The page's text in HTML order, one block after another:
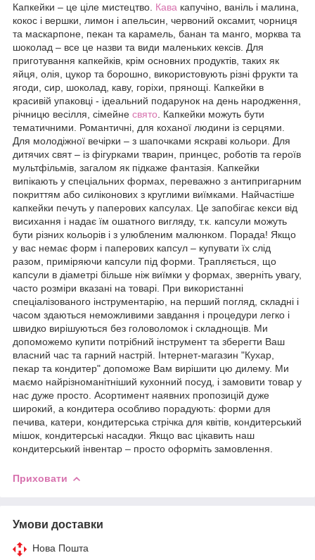
Капкейки – це ціле мистецтво. Кава капучіно, ваніль і малина,
кокос і вершки, лимон і апельсин, червоний оксамит, чорниця
та маскарпоне, пекан та карамель, банан та манго, морква та
шоколад – все це назви та види маленьких кексів. Для
приготування капкейків, крім основних продуктів, таких як
яйця, олія, цукор та борошно, використовують різні фрукти та
ягоди, сир, шоколад, каву, горіхи, прянощі. Капкейки в
красивій упаковці - ідеальний подарунок на день народження,
річницю весілля, сімейне свято . Капкейки можуть бути
тематичними. Романтичні, для коханої людини із серцями.
Для молодіжної вечірки – з шапочками яскраві кольори. Для
дитячих свят – із фігурками тварин, принцес, роботів та героїв
мультфільмів, загалом як підкаже фантазія. Капкейки
випікають у спеціальних формах, переважно з антипригарним
покриттям або силіконових з круглими виїмками. Найчастіше
капкейки печуть у паперових капсулах. Це запобігає кекси від
висихання і надає їм ошатного вигляду, т.к. капсули можуть
бути різних кольорів і з улюбленим малюнком. Порада! Якщо
у вас немає форм і паперових капсул – купувати їх слід
разом, приміряючи капсули під форми. Трапляється, що
капсули в діаметрі більше ніж виїмки у формах, зверніть увагу,
часто розміри вказані на товарі. При використанні
спеціалізованого інструментарію, на перший погляд, складні і
часом здаються неможливими завдання і процедури легко і
швидко вирішуються без головоломок і складнощів. Ми
допоможемо купити потрібний інструмент та зберегти Ваш
власний час та гарний настрій. Інтернет-магазин "Кухар,
пекар та кондитер" допоможе Вам вирішити цю дилему. Ми
маємо найрізноманітніший кухонний посуд, і замовити товар у
нас дуже просто. Асортимент наявних пропозицій дуже
широкий, а кондитера особливо порадують: форми для
печива, катери, кондитерська стрічка для квітів, кондитерський
мішок, кондитерські насадки. Якщо вас цікавить наш
кондитерський інвентар – просто оформіть замовлення.
Приховати
Умови доставки
Нова Пошта